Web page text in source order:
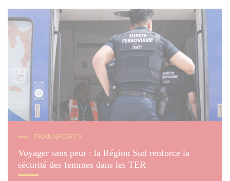
TRANSPORTS
Voyager sans peur : la Région Sud renforce la
sécurité des femmes dans les TER